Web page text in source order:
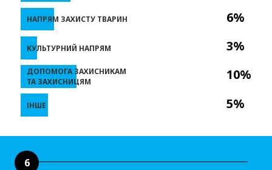
6%
3%
10%
5%
НАПРЯМ ЗАХИСТУ ТВАРИН
КУЛЬТУРНИЙ НАПРЯМ
ДОПОМОГА ЗАХИСНИКАМ
ТА ЗАХИСНИЦЯМ
ІНШЕ
6